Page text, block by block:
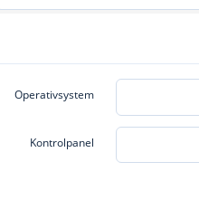
Operativsystem
Kontrolpanel